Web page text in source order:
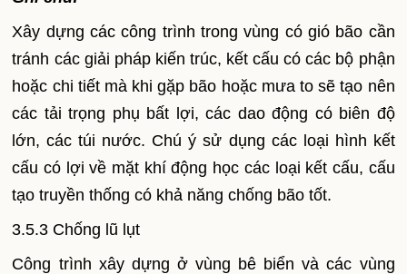
Xây dựng các công trình trong vùng có gió bão cần
tránh các giải pháp kiến trúc, kết cấu có các bộ phận
hoặc chi tiết mà khi gặp bão hoặc mưa to sẽ tạo nên
các tải trọng phụ bất lợi, các dao động có biên độ
lớn, các túi nước. Chú ý sử dụng các loại hình kết
cấu có lợi về mặt khí động học các loại kết cấu, cấu
tạo truyền thống có khả năng chống bão tốt.
3.5.3 Chống lũ lụt
Công trình xây dựng ở vùng bê biển và các vùng